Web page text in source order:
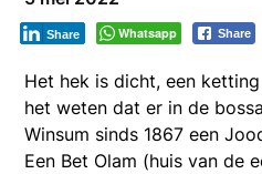
Whatsapp Share
Share
Het hek is dicht, een
het weten dat er in de
Winsum sinds 1867 een
Een Bet Olam (huis van de